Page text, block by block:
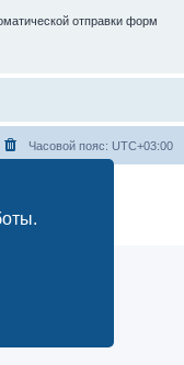
отправки форм
Часовой пояс: UTC+03:00
© phpBB Limited